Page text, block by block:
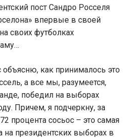
пост Сандро Росселя
впервые в своей
своих футболках
объясню, как принималось это
а все мы, разумеется,
победил на выборах
Причем, я подчеркну, за
процента сосьос – это самая
на президентских выборах в